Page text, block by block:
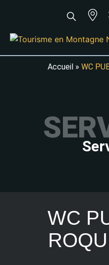
Accueil » WC
WC